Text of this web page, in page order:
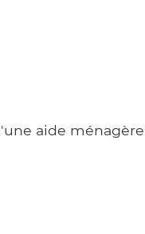
aide